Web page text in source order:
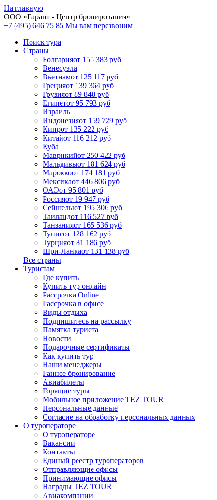
На главную
ООО «Гарант - Центр бронирования»
+7 (495) 646 75 85 Мы вам перезвоним
Поиск тура
Cтраны
Болгарияот 155 383 руб
Венесуэла
Вьетнамот 125 117 руб
Грецияот 139 364 руб
Грузияот 89 848 руб
Египетот 95 793 руб
Израиль
Индонезияот 159 729 руб
Кипрот 135 222 руб
Китайот 116 212 руб
Куба
Маврикийот 250 422 руб
Мальдивыот 181 624 руб
Мароккоот 174 181 руб
Мексикаот 446 806 руб
ОАЭот 95 801 руб
Россияот 19 947 руб
Сейшелыот 195 306 руб
Таиландот 116 527 руб
Танзанияот 165 536 руб
Тунисот 128 162 руб
Турцияот 81 186 руб
Шри-Ланкаот 131 138 руб
Все страны
Туристам
Где купить
Купить тур онлайн
Рассрочка Online
Рассрочка в офисе
Виды отдыха
Подпишитесь на рассылку
Памятка туриста
Новости
Подарочные сертификаты
Как купить тур
Наши менеджеры
Раннее бронирование
Авиабилеты
Горящие туры
Мобильное приложение TEZ TOUR
Персональные данные
Согласие на обработку персональных данных
О туроператоре
О туроператоре
Вакансии
Контакты
Единый реестр туроператоров
Отправляющие офисы
Принимающие офисы
Награды TEZ TOUR
Авиакомпании